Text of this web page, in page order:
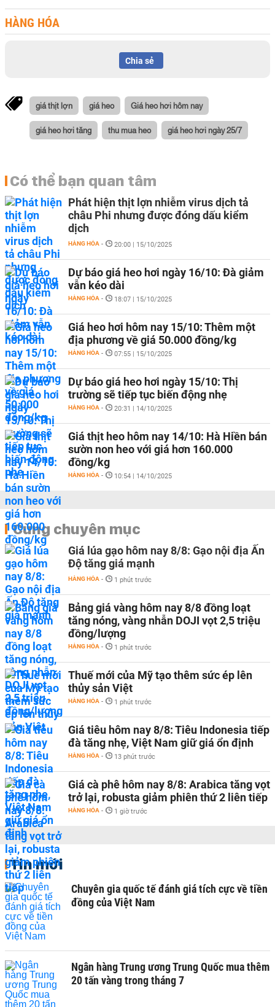
HÀNG HÓA
Chia sẻ
giá thịt lợn giá heo Giá heo hơi hôm nay
giá heo hơi tăng thu mua heo giá heo hơi ngày 25/7
Có thể bạn quan tâm
Phát hiện thịt lợn nhiễm virus dịch tả
châu Phi nhưng được đóng dấu kiểm
dịch
HÀNG HÓA - 20:00 | 15/10/2025
Dự báo giá heo hơi ngày 16/10: Đà giảm
vẫn kéo dài
HÀNG HÓA - 18:07 | 15/10/2025
Giá heo hơi hôm nay 15/10: Thêm một
địa phương về giá 50.000 đồng/kg
HÀNG HÓA - 07:55 | 15/10/2025
Dự báo giá heo hơi ngày 15/10: Thị
trường sẽ tiếp tục biến động nhẹ
HÀNG HÓA - 20:31 | 14/10/2025
Giá thịt heo hôm nay 14/10: Hà Hiền bán
sườn non heo với giá hơn 160.000
đồng/kg
HÀNG HÓA - 10:54 | 14/10/2025
Cùng chuyên mục
Giá lúa gạo hôm nay 8/8: Gạo nội địa Ấn
Độ tăng giá mạnh
HÀNG HÓA - 1 phút trước
Bảng giá vàng hôm nay 8/8 đồng loạt
tăng nóng, vàng nhẫn DOJI vọt 2,5 triệu
đồng/lượng
HÀNG HÓA - 1 phút trước
Thuế mới của Mỹ tạo thêm sức ép lên
thủy sản Việt
HÀNG HÓA - 1 phút trước
Giá tiêu hôm nay 8/8: Tiêu Indonesia tiếp
đà tăng nhẹ, Việt Nam giữ giá ổn định
HÀNG HÓA - 13 phút trước
Giá cà phê hôm nay 8/8: Arabica tăng vọt
trở lại, robusta giảm phiên thứ 2 liên tiếp
HÀNG HÓA - 1 giờ trước
Tin mới
Chuyên gia quốc tế đánh giá tích cực về tiền
đồng của Việt Nam
Ngân hàng Trung ương Trung Quốc mua thêm
20 tấn vàng trong tháng 7